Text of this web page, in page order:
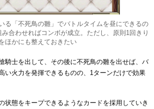
る「不死鳥の雛」でバトルタイムを昼にできるの
合わせればコンボが成立。ただし、原則1回きり
ほかにも整えておきたい
騎士を出して、その後に不死鳥の雛を出せば、バ
い火力を発揮できるものの、1ターンだけで効果
状態をキープできるようなカードを採用していき